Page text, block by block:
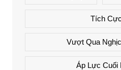
Tích Cực
Vượt Qua
Áp Lực Cuối